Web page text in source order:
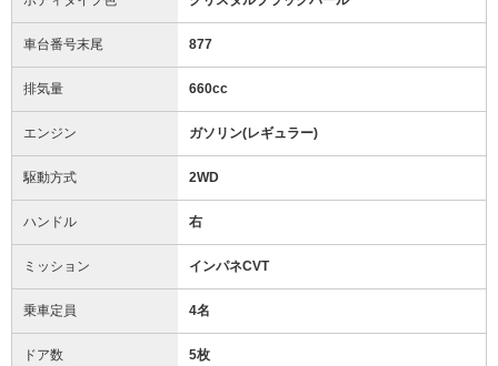
車台番号末尾 877
排気量 660cc
エンジン ガソリン(レギュラー)
駆動方式 2WD
ハンドル 右
ミッション インパネCVT
乗車定員 4名
ドア数 5枚